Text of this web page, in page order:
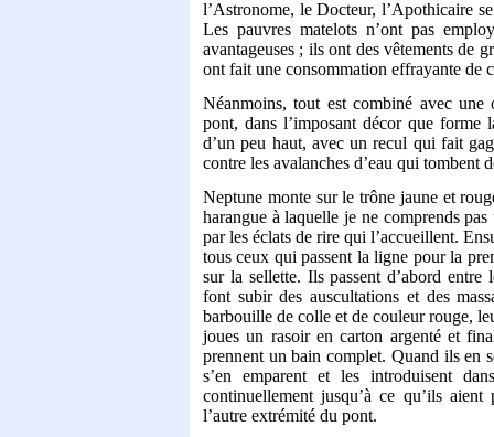
l’Astronome, le Docteur, l’Apothicaire
Les pauvres matelots n’ont pas
avantageuses ; ils ont des vêtements de
ont fait une consommation effrayante de
Néanmoins, tout est combiné avec
pont, dans l’imposant décor que
d’un peu haut, avec un recul qui fait
contre les avalanches d’eau qui tombent
Neptune monte sur le trône jaune et
harangue à laquelle je ne comprends
par les éclats de rire qui l’accueillent.
tous ceux qui passent la ligne pour la
sur la sellette. Ils passent d’abord
font subir des auscultations et des
barbouille de colle et de couleur rouge,
joues un rasoir en carton argenté et
prennent un bain complet. Quand ils en
s’en emparent et les introduisent
continuellement jusqu’à ce qu’ils
l’autre extrémité du pont.